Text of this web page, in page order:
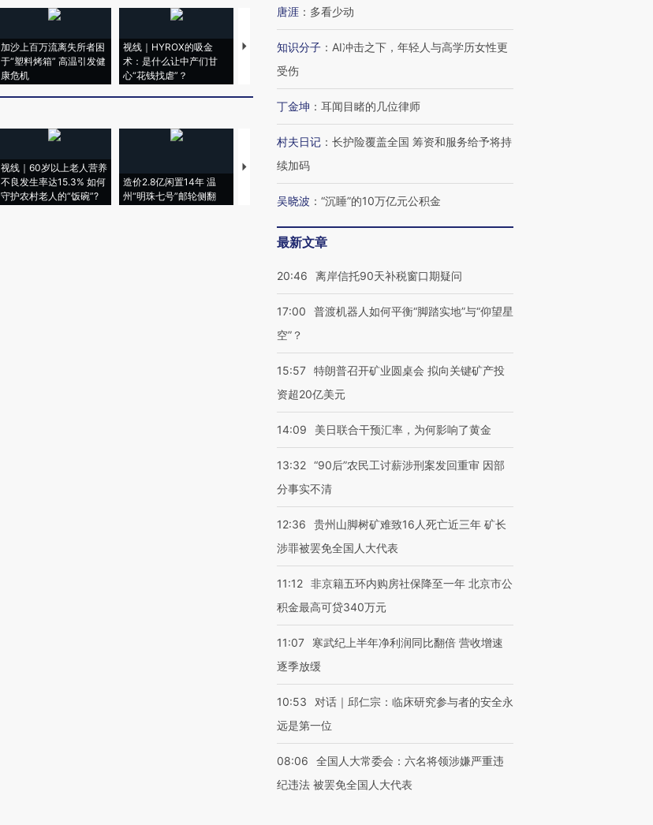
加沙上百万流离失所者困
于“塑料烤箱” 高温引发健
康危机
视线｜HYROX的吸金
术：是什么让中产们甘
心“花钱找虐”？
马航飞行员跨国走私7万
视线｜被称为“蟑螂”的印
视线｜“入侵”还是“人道危
视线｜60岁以上老人营养
不良发生率达15.3% 如何
守护农村老人的“饭碗”?
造价2.8亿闲置14年 温
州“明珠七号”邮轮侧翻
特朗普出席葬礼疑似打瞌
睡引争议 白宫怒斥批评
者“堕落的白痴”
38岁梅西上演帽子戏法
阿根廷3-0阿尔及利亚
水位跌破纪录 二战沉船与
唐涯 ： 多看少动
知识分子 ： AI冲击之下，年轻人与高学历女性更
受伤
丁金坤 ： 耳闻目睹的几位律师
村夫日记 ： 长护险覆盖全国 筹资和服务给予将持
续加码
吴晓波 ： “沉睡”的10万亿元公积金
最新文章
20:46 离岸信托90天补税窗口期疑问
17:00
普渡机器人如何平衡“脚踏实地”与“仰望星
空”？
15:57 特朗普召开矿业圆桌会 拟向关键矿产投
资超20亿美元
14:09 美日联合干预汇率，为何影响了黄金
13:32 “90后”农民工讨薪涉刑案发回重审 因部
分事实不清
12:36
贵州山脚树矿难致16人死亡近三年 矿长
涉罪被罢免全国人大代表
11:12 非京籍五环内购房社保降至一年 北京市公
积金最高可贷340万元
11:07
寒武纪上半年净利润同比翻倍 营收增速
逐季放缓
10:53
对话｜邱仁宗：临床研究参与者的安全永
远是第一位
08:06
全国人大常委会：六名将领涉嫌严重违
纪违法 被罢免全国人大代表